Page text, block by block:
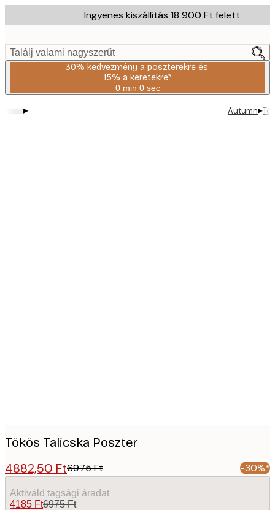
to
content.
Ingyenes kiszállítás 18 900 Ft felett
Találj valami nagyszerűt
30% kedvezmény a poszterekre és
15% a keretekre*
0 min 0 sec
Érvényes:
▸ Autumn▸
Tökös Talicska Poszter
4882,50 Ft6975 Ft -30%*
Aktiváld tagsági áradat
4185 Ft6975 Ft